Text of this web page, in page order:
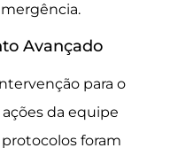
Avançado
para o
da equipe
foram